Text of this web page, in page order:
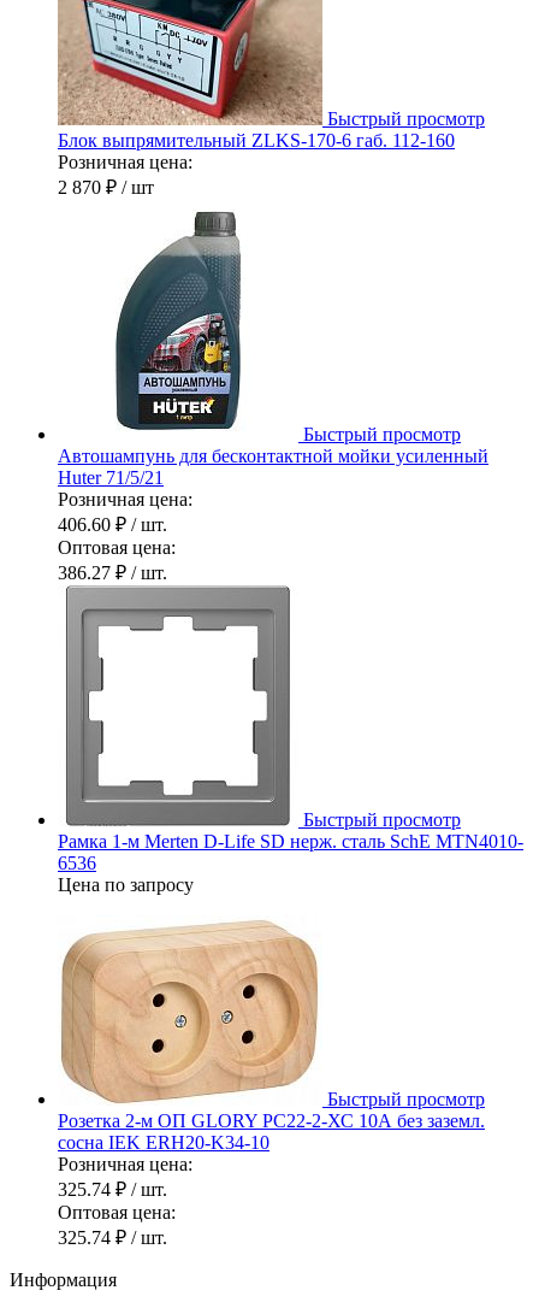
Быстрый просмотр
Блок выпрямительный ZLKS-170-6 габ. 112-160
Розничная цена:
2 870 ₽ / шт
Быстрый просмотр
Автошампунь для бесконтактной мойки усиленный
Huter 71/5/21
Розничная цена:
406.60 ₽ / шт.
Оптовая цена:
386.27 ₽ / шт.
Быстрый просмотр
Рамка 1-м Merten D-Life SD нерж. сталь SchE MTN4010-
6536
Цена по запросу
Быстрый просмотр
Розетка 2-м ОП GLORY РС22-2-ХС 10А без заземл.
сосна IEK ERH20-K34-10
Розничная цена:
325.74 ₽ / шт.
Оптовая цена:
325.74 ₽ / шт.
Информация